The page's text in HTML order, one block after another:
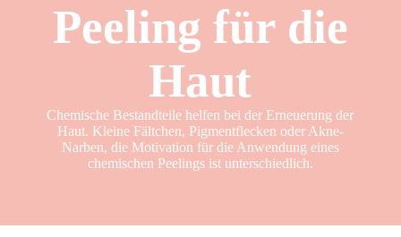
Peeling für die
Haut
Chemische Bestandteile helfen bei der Erneuerung der
Haut. Kleine Fältchen, Pigmentflecken oder Akne-
Narben, die Motivation für die Anwendung eines
chemischen Peelings ist unterschiedlich.